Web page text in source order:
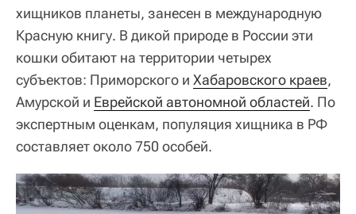
хищников планеты, занесен в международную
Красную книгу. В дикой природе в России эти
кошки обитают на территории четырех
субъектов: Приморского и Хабаровского краев,
Амурской и Еврейской автономной областей. По
экспертным оценкам, популяция хищника в РФ
составляет около 750 особей.